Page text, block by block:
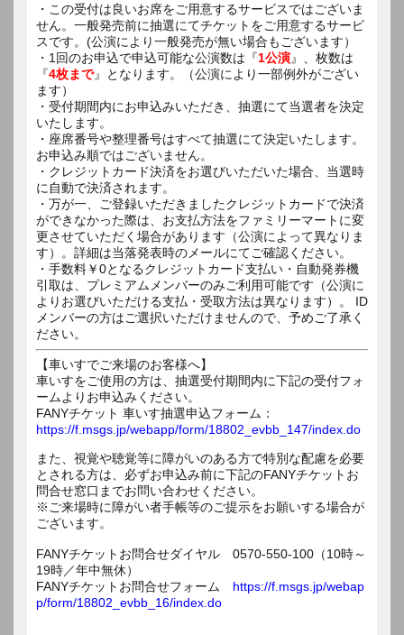
・この受付は良いお席をご用意するサービスではございま
せん。一般発売前に抽選にてチケットをご用意するサービ
スです。(公演により一般発売が無い場合もございます）
・1回のお申込で申込可能な公演数は『1公演』、枚数は
『4枚まで』となります。（公演により一部例外がござい
ます）
・受付期間内にお申込みいただき、抽選にて当選者を決定
いたします。
・座席番号や整理番号はすべて抽選にて決定いたします。
お申込み順ではございません。
・クレジットカード決済をお選びいただいた場合、当選時
に自動で決済されます。
・万が一、ご登録いただきましたクレジットカードで決済
ができなかった際は、お支払方法をファミリーマートに変
更させていただく場合があります（公演によって異なりま
す）。詳細は当落発表時のメールにてご確認ください。
・手数料￥0となるクレジットカード支払い・自動発券機
引取は、プレミアムメンバーのみご利用可能です（公演に
よりお選びいただける支払・受取方法は異なります）。 ID
メンバーの方はご選択いただけませんので、予めご了承く
ださい。
【車いすでご来場のお客様へ】
車いすをご使用の方は、抽選受付期間内に下記の受付フォ
ームよりお申込みください。
FANYチケット 車いす抽選申込フォーム：
https://f.msgs.jp/webapp/form/18802_evbb_147/index.do
また、視覚や聴覚等に障がいのある方で特別な配慮を必要
とされる方は、必ずお申込み前に下記のFANYチケットお
問合せ窓口までお問い合わせください。
※ご来場時に障がい者手帳等のご提示をお願いする場合が
ございます。
FANYチケットお問合せダイヤル 0570-550-100（10時～
19時／年中無休）
FANYチケットお問合せフォーム https://f.msgs.jp/webap
p/form/18802_evbb_16/index.do